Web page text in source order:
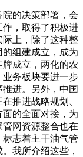
的决策部署，会
作，取得了积极进
际上，除了这种整
组建成立，成为
成立，两化的农
务板块要进一步
进。另外，中国
推进战略规划、
的全面对接，为
网资源整合也在
志着主干油气管
我所介绍这些，